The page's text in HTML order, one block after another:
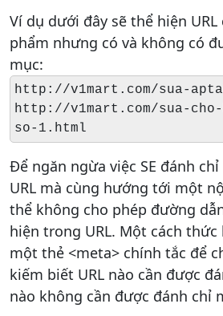
Ví dụ dưới đây sẽ thể hiện
phẩm nhưng có và không có
mục:
http://v1mart.com/sua-
http://v1mart.com/sua-
so-1 .html
Để ngăn ngừa việc SE đánh
URL mà cùng hướng tới một
thể không cho phép đường
hiện trong URL. Một cách
một thẻ <meta> chính tắc để
kiếm biết URL nào cần được
nào không cần được đánh chỉ